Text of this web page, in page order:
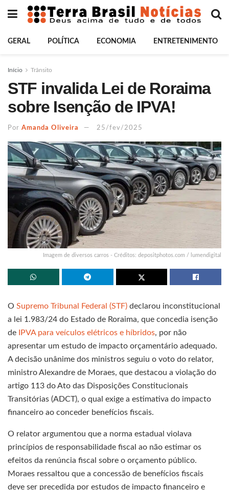
GERAL POLÍTICA ECONOMIA ENTRETENIMENTO
Início Trânsito
STF invalida Lei de Roraima
sobre Isenção de IPVA!
Por Amanda Oliveira 25/fev/2025
Imagem de diversos carros - Créditos: depositphotos.com / lumendigital
O Supremo Tribunal Federal (STF) declarou inconstitucional
a lei 1.983/24 do Estado de Roraima, que concedia isenção
de
IPVA para veículos elétricos e híbridos, por não
apresentar um estudo de impacto orçamentário adequado.
A decisão unânime dos ministros seguiu o voto do relator,
ministro Alexandre de Moraes, que destacou a violação do
artigo 113 do Ato das Disposições Constitucionais
Transitórias (ADCT), o qual exige a estimativa do impacto
financeiro ao conceder benefícios fiscais.
O relator argumentou que a norma estadual violava
princípios de responsabilidade fiscal ao não estimar os
efeitos da renúncia fiscal sobre o orçamento público.
Moraes ressaltou que a concessão de benefícios fiscais
deve ser precedida por estudos de impacto financeiro e